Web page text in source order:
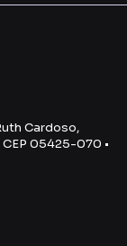
Cardoso,
05425-070 •